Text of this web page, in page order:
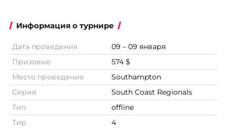
Информация о турнире
Дата проведения
09 – 09 января
Призовые
574 $
Место проведения
Southampton
Серия
South Coast Regionals
Тип
offline
Тир
4